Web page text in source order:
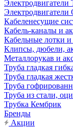
Электродвигатели
Электродвигатели
Кабеленесущие
Кабель-каналы и
Кабельные лотки и
Клипсы, дюбели,
Металлорукав и
Труба гладкая
Труба гладкая
Труба
Труба из стали,
Трубка Кембрик
Бренды
Акции